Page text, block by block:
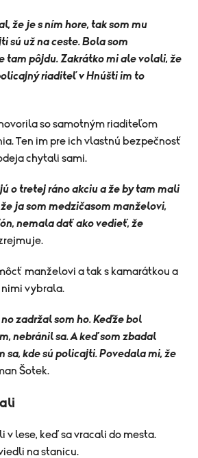
že je s ním hore, tak som mu
sú už na ceste. Bola som
tam pôjdu. Zakrátko mi ale volali, že
riaditeľ v Hnúšti im to
so samotným riaditeľom
Ten im pre ich vlastnú bezpečnosť
chytali sami.
o tretej ráno akciu a že by tam mali
ja som medzičasom manželovi,
nemala dať ako vedieť, že
manželovi a tak s kamarátkou a
vybrala.
zadržal som ho. Keďže bol
nebránil sa. A keď som zbadal
sa, kde sú policajti. Povedala mi, že
Šotek.
v lese, keď sa vracali do mesta.
na stanicu.